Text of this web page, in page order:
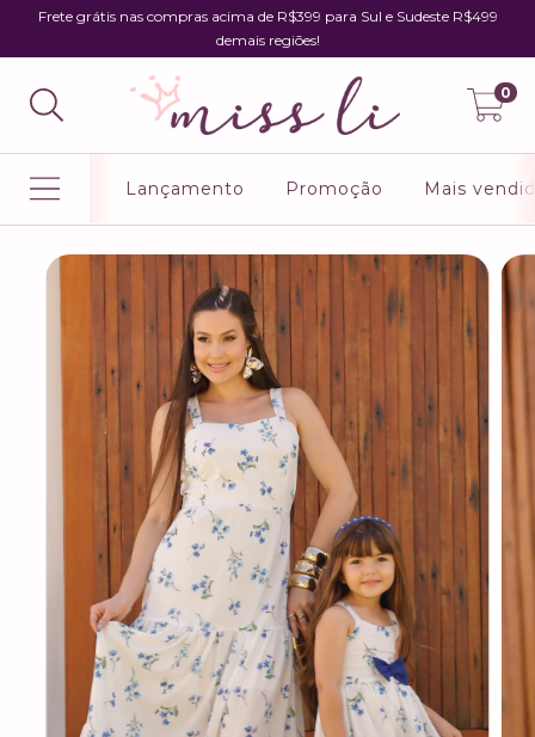
Frete grátis nas compras acima de R$399 para Sul e Sudeste R$499
demais regiões!
0
Lançamento Promoção Mais